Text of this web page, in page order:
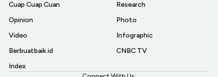
Cuap Cuap Cuan
Opinion
Video
Berbuatbaik.id
Index
Research
Photo
Infographic
CNBC TV